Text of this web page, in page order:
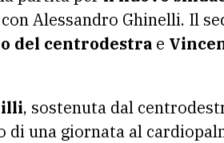
Alessandro Ghinelli. Il
del centrodestra e
, sostenuta dal
di una giornata al